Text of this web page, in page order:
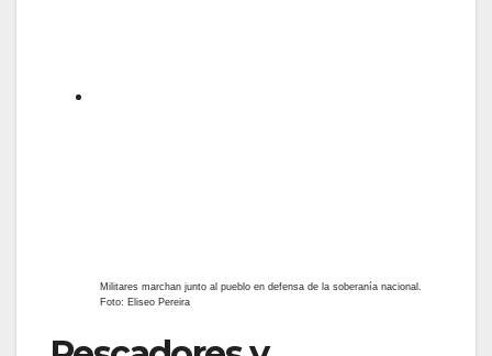
activados en la segunda jornada de registro en la
presidente y comandante en jefe de las Fuerzas